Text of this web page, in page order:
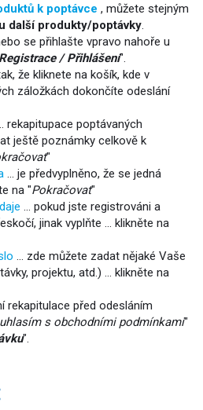
k poptávce , můžete stejným
další produkty/poptávky.
se přihlašte vpravo nahoře u
Registrace / Přihlášení".
že kliknete na košík, kde v
záložkách dokončíte odeslání
rekapitupace poptávaných
ještě poznámky celkově k
"
... je předvyplněno, že se jedná
na "Pokračovat"
... pokud jste registrováni a
jinak vyplňte ... klikněte na
... zde můžete zadat nějaké Vaše
projektu, atd.) ... klikněte na
rekapitulace před odesláním
s obchodními podmínkami"
".